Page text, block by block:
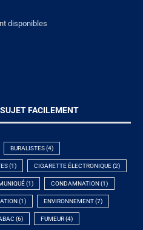
disponibles
FACILEMENT
BURALISTES(4)
(1) CIGARETTE ÉLECTRONIQUE(2)
(1) CONDAMNATION (1)
(1) ENVIRONNEMENT(7)
(6) FUMEUR(4)